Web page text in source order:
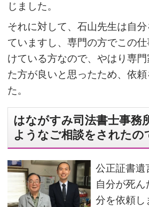
じました。
それに対して、石山先生は自
ていますし、専門の方でこの
けている方なので、やはり専
た方が良いと思ったため、依
た。
はながすみ司法書士事務
ようなご相談をされたの
公正証書遺
自分が死
分を依頼し